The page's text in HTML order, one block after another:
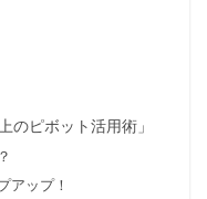
のピボット活用術」
アップ！